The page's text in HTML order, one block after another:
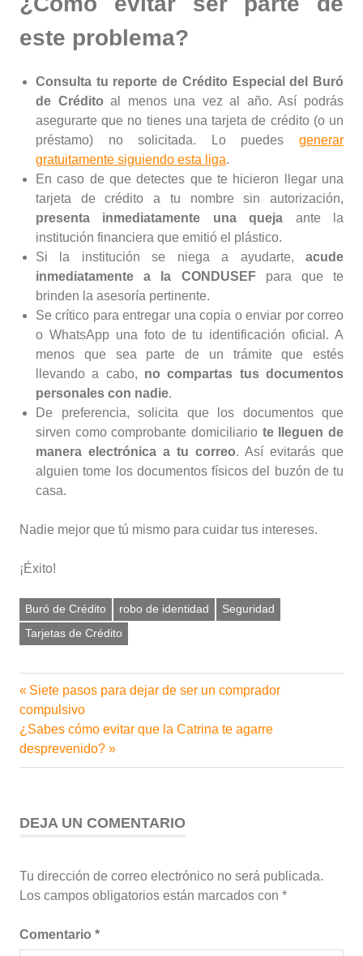
este problema?
Consulta tu reporte de Crédito Especial del Buró
de Crédito al menos una vez al año. Así podrás
asegurarte que no tienes una tarjeta de crédito (o un
préstamo) no solicitada. Lo puedes generar
gratuitamente siguiendo esta liga.
En caso de que detectes que te hicieron llegar una
tarjeta de crédito a tu nombre sin autorización,
presenta inmediatamente una queja ante la
institución financiera que emitió el plástico.
Si la institución se niega a ayudarte, acude
inmediatamente a la CONDUSEFpara que te
brinden la asesoría pertinente.
Se crítico para entregar una copia o enviar por correo
o WhatsApp una foto de tu identificación oficial. A
menos que sea parte de un trámite que estés
llevando a cabo, no compartas tus documentos
personales con nadie.
De preferencia, solicita que los documentos que
sirven como comprobante domiciliario te lleguen de
manera electrónica a tu correo. Así evitarás que
alguien tome los documentos físicos del buzón de tu
casa.
Nadie mejor que tú mismo para cuidar tus intereses.
¡Éxito!
Buró de Crédito robo de identidad
Seguridad
Tarjetas de Crédito
Navegación
de
entradas
Entrada
anterior:
Siete pasos para dejar de ser un comprador
compulsivo
Siguiente
entrada:
¿Sabes cómo evitar que la Catrina te agarre
desprevenido?
DEJA UN COMENTARIO
Tu dirección de correo electrónico no será publicada.
Los campos obligatorios están marcados con *
Comentario *